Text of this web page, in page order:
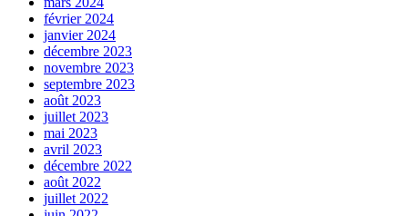
février 2024
janvier 2024
décembre 2023
novembre 2023
septembre 2023
août 2023
juillet 2023
mai 2023
avril 2023
décembre 2022
août 2022
juillet 2022